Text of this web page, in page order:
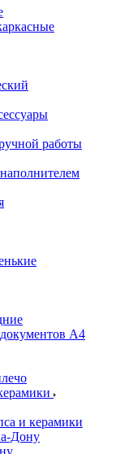
работы
А4
и керамики
Дону